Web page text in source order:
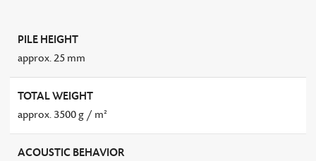
PILE HEIGHT
approx. 25 mm
TOTAL WEIGHT
approx. 3500 g / m²
ACOUSTIC BEHAVIOR